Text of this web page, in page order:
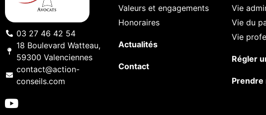
03 27 46 42 54
18 Boulevard Watteau,
59300 Valenciennes
contact@action-
conseils.com
Valeurs et engagements
Honoraires
Actualités
Contact
Vie
Vie du
Vie
Régler